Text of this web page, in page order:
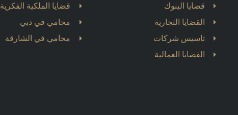
قضايا البنوك
القضايا التجارية
تاسيس شركات
القضايا العمالية
قضايا الملكية الفكرية
محامي في دبي
محامي في الشارقة